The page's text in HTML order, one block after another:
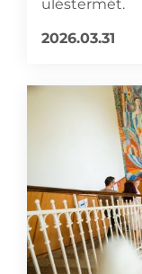
üléstermét.
2026.03.31